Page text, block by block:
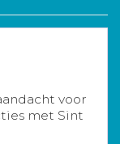
voor
met Sint